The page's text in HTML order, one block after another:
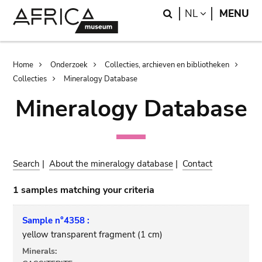
Search
NL LANGUAGE
MENU
Breadcrumb
Home Onderzoek
Collecties, archieven en bibliotheken
Collecties
Mineralogy Database
Mineralogy Database
Search |About the mineralogy database | Contact
1 samples matching your criteria
Sample n°4358 :
yellow transparent fragment (1 cm)
Minerals: